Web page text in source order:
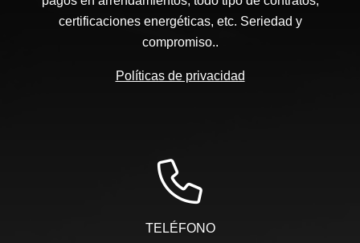
certificaciones energéticas, etc. Seriedad y
compromiso..
Políticas de privacidad
TELÉFONO